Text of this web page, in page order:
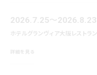
2026.7.18 2027.3.28
サポートプラザ